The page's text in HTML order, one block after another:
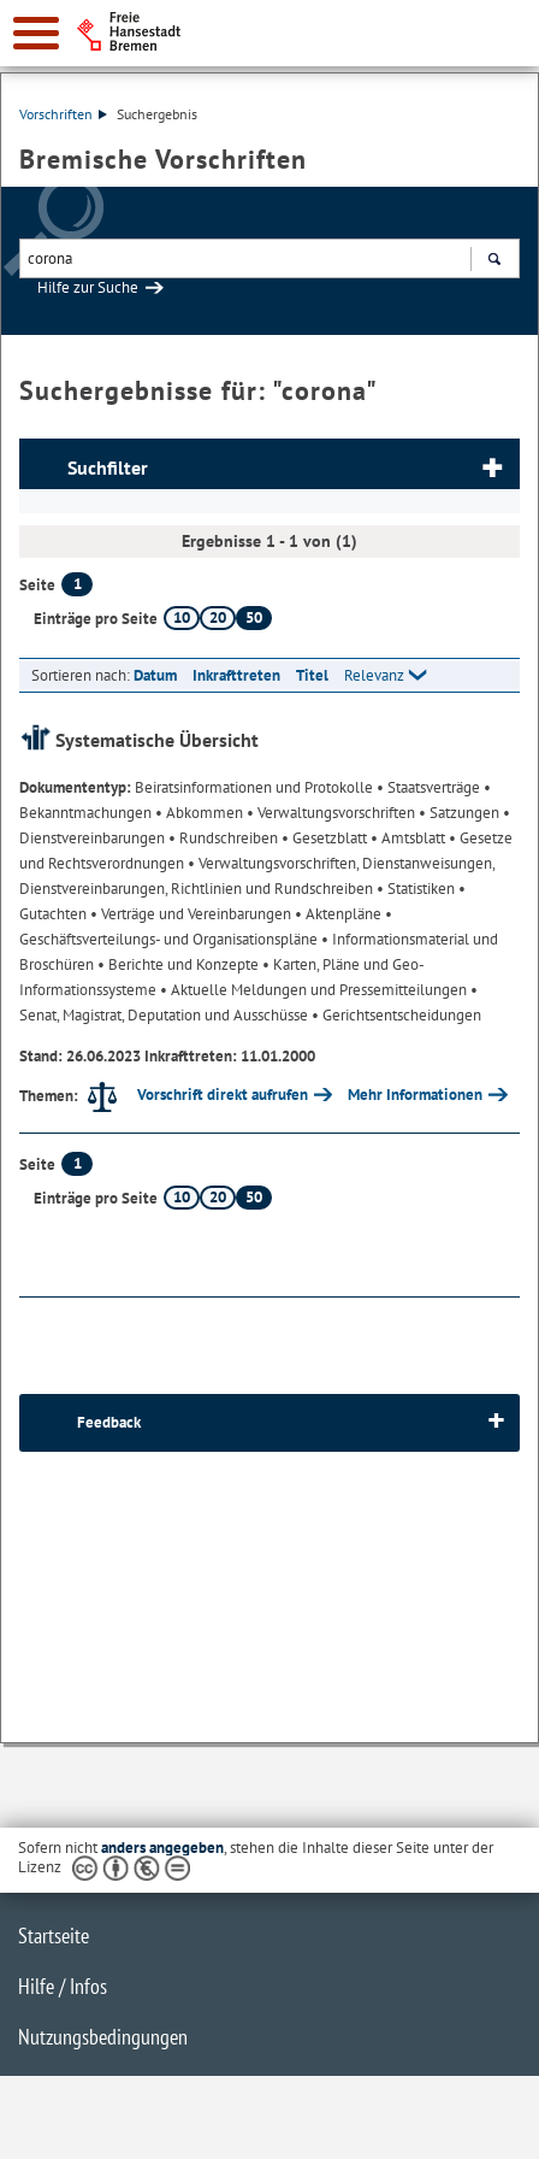
Vorschriften Suchergebnis
Bremische Vorschriften
Hilfe zur Suche
Suchergebnisse für: "corona"
Suchfilter
Ergebnisse 1 - 1 von (1)
Seite
1
Einträge pro Seite
10 20 50
Sortieren nach:Datum Inkrafttreten Titel Relevanz
Systematische Übersicht
Dokumententyp: Beiratsinformationen und Protokolle • Staatsverträge •
Bekanntmachungen • Abkommen • Verwaltungsvorschriften • Satzungen •
Dienstvereinbarungen • Rundschreiben • Gesetzblatt• Amtsblatt• Gesetze
und Rechtsverordnungen • Verwaltungsvorschriften, Dienstanweisungen,
Dienstvereinbarungen, Richtlinien und Rundschreiben • Statistiken •
Gutachten • Verträge und Vereinbarungen • Aktenpläne •
Geschäftsverteilungs- und Organisationspläne • Informationsmaterial und
Broschüren • Berichte und Konzepte • Karten, Pläne und Geo-
Informationssysteme • Aktuelle Meldungen und Pressemitteilungen •
Senat, Magistrat, Deputation und Ausschüsse • Gerichtsentscheidungen
Stand: 26.06.2023 Inkrafttreten: 11.01.2000
Themen:
Vorschrift direkt aufrufen Mehr Informationen
Seite
1
Einträge pro Seite
10 20 50
Feedback
Sofern nichtanders angegeben, stehen die Inhalte dieser Seite unter der
Lizenz
Startseite
Hilfe / Infos
Nutzungsbedingungen